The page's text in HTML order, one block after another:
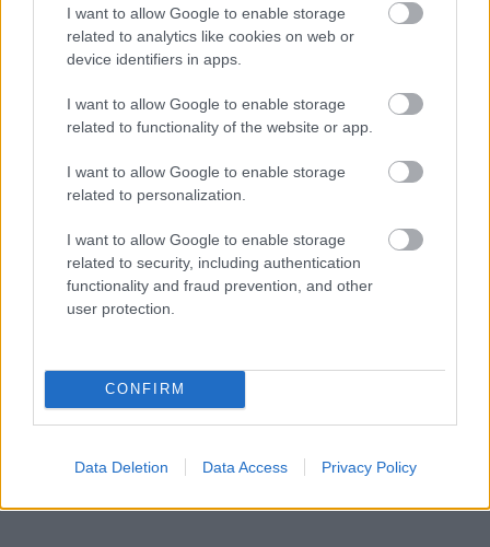
I want to allow Google to enable storage
related to analytics like cookies on web or
device identifiers in apps.
I want to allow Google to enable storage
related to functionality of the website or app.
I want to allow Google to enable storage
related to personalization.
I want to allow Google to enable storage
related to security, including authentication
functionality and fraud prevention, and other
user protection.
CONFIRM
Data Deletion Data Access Privacy Policy
A 10 legfontosabb preventív
A 10 legfontosabb preventív egészségügyi jel
Budapesten 2027-ben
2027-re az egészségtudatos budapestiek egyre
kevésbé várják meg, amíg ...
Lampone.hu – Az otthon és a kert,
István alkatrészek•2026. június 09.